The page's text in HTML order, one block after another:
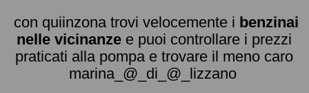
con quiinzona trovi velocemente i benzinai
nelle vicinanze e puoi controllare i prezzi
praticati alla pompa e trovare il meno caro
marina_@_di_@_lizzano